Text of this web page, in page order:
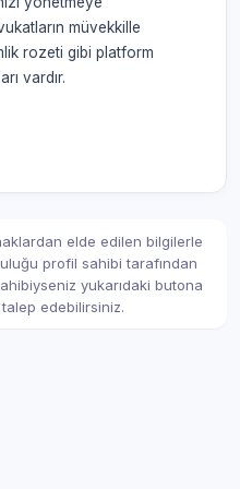
müvekkille
rozeti gibi platform
vardır.
elde edilen bilgilerle
profil sahibi tarafından
yukarıdaki butona
edebilirsiniz.